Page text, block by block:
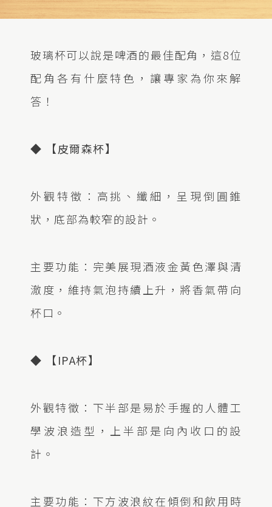
玻璃杯可以說是啤酒的最佳配角，這8位
配角各有什麼特色，讓專家為你來解
答！
◆ 【皮爾森杯】
外觀特徵：高挑、纖細，呈現倒圓錐
狀，底部為較窄的設計。
主要功能：完美展現酒液金黃色澤與清
澈度，維持氣泡持續上升，將香氣帶向
杯口。
◆ 【IPA杯】
外觀特徵：下半部是易於手握的人體工
學波浪造型，上半部是向內收口的設
計。
主要功能：下方波浪紋在傾倒和飲用時